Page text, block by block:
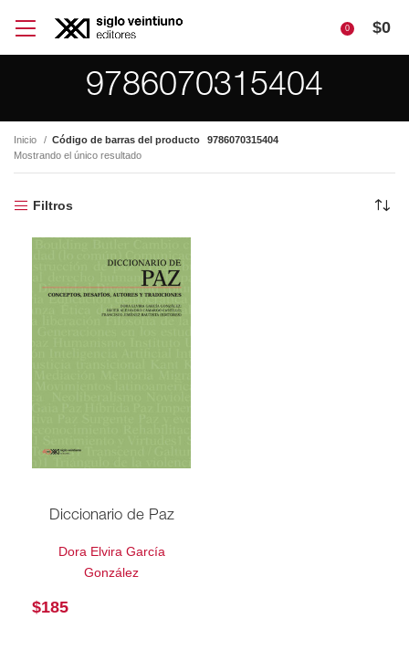
0 $0
9786070315404
Inicio Código de barras del producto
9786070315404
Mostrando el único resultado
Filtros
Diccionario de Paz
Dora Elvira García
González
$185